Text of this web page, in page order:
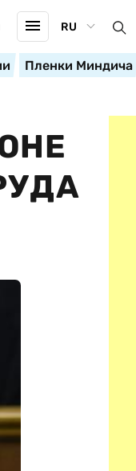
RU
Пленки Миндича